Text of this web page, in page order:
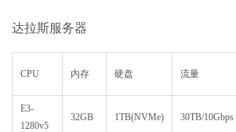
达拉斯服务器
CPU 内存 硬盘 流量
E3-
1280v5
32GB 1TB(NVMe) 30TB/10Gbps